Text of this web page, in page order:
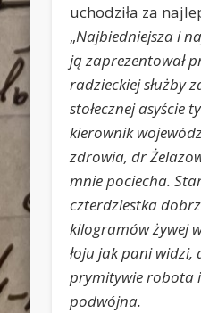
uchodziła za
„Najbiedniejsza i
ją zaprezentował
radzieckiej służby
stołecznej asyście
kierownik
zdrowia, dr
mnie pociecha.
czterdziestka
kilogramów żywej
łoju jak pani widzi,
prymitywie robota
podwójna.